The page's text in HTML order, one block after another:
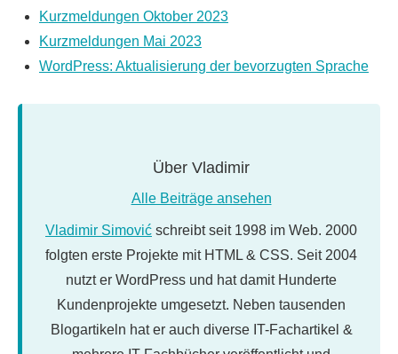
Kurzmeldungen Oktober 2023
Kurzmeldungen Mai 2023
WordPress: Aktualisierung der bevorzugten Sprache
Über Vladimir
Alle Beiträge ansehen
Vladimir Simović schreibt seit 1998 im Web. 2000
folgten erste Projekte mit HTML & CSS. Seit 2004
nutzt er WordPress und hat damit Hunderte
Kundenprojekte umgesetzt. Neben tausenden
Blogartikeln hat er auch diverse IT-Fachartikel &